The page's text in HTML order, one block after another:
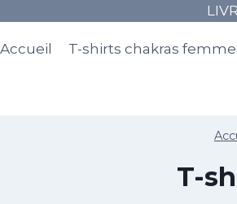
Accueil T-shirts chakras
T-